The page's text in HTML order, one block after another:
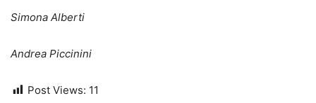
Simona Alberti
Andrea Piccinini
Post Views: 11